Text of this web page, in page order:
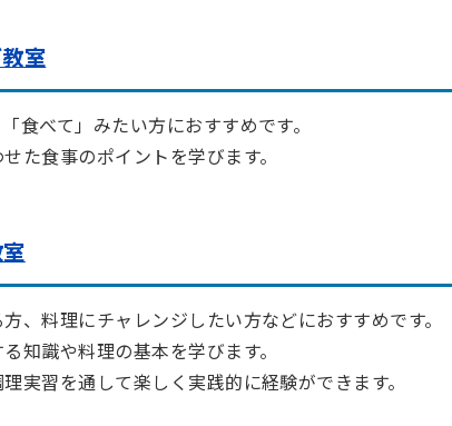
室
食べて」みたい方におすすめです。
た食事のポイントを学びます。
、料理にチャレンジしたい方などにおすすめです。
知識や料理の基本を学びます。
実習を通して楽しく実践的に経験ができます。